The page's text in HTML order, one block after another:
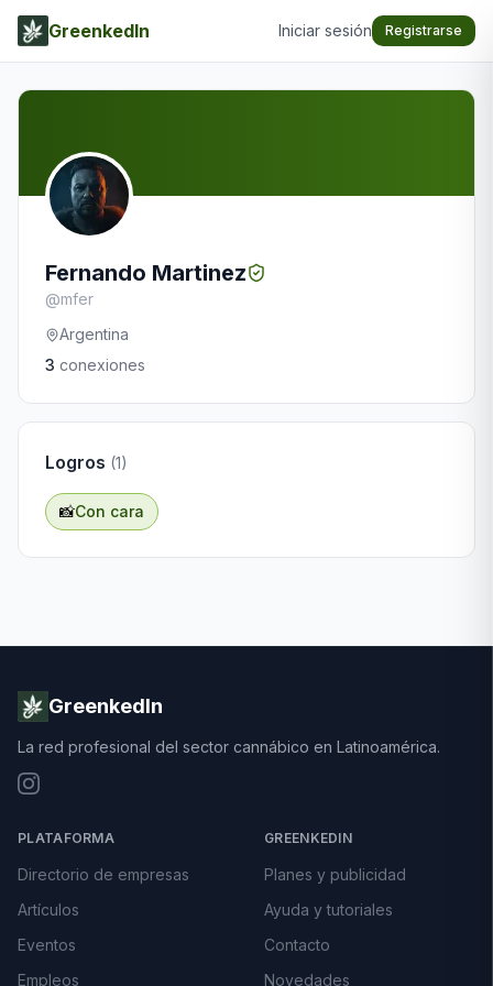
GreenkedIn Iniciar sesión Registrarse
Fernando Martinez
@mfer
Argentina
3 conexiones
Logros (1)
📸Con cara
GreenkedIn
La red profesional del sector cannábico en Latinoamérica.
PLATAFORMA
Directorio de empresas
Artículos
Eventos
Empleos
GREENKEDIN
Planes y publicidad
Ayuda y tutoriales
Contacto
Novedades